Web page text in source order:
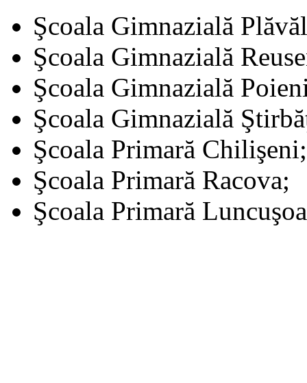
Şcoala Gimnazială
Şcoala Gimnazială
Şcoala Gimnazială
Şcoala Gimnazială
Şcoala Primară Chilişeni;
Şcoala Primară Racova;
Şcoala Primară